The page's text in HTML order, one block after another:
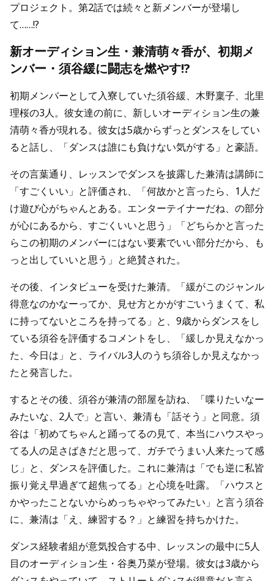
プロジェクト。第2話では続々と新メンバーが登場し
て……!?
新オーディション生・兼清萌々香が、初期メ
ンバー・須谷緩に闘志を燃やす!?
初期メンバーとして入寮していた須谷緩、木野稟子、北里
理桜の3人。彼女達の前に、新しいオーディション生の兼
清萌々香が現れる。彼女は5歳からずっとダンスをしてい
ると話し、「ダンスは誰にも負けない気がする」と豪語。
その言葉通り、レッスンでダンスを披露した兼清は講師に
「すごくいい」と評価され、「何故かと言ったら、1人だ
け遊び心がちゃんとある。エンターテイナーだね、の部分
が心にあるから、すごくいいと思う」「どちらかと言った
らこの初期のメンバーにはない要素でいい部分だから、も
っと出していいと思う」と絶賛された。
その後、インタビューを受けた兼清。「緩がこのジャンル
得意なのかなーってか、見せ方とかがすごいうまくて、私
に持ってないところを持ってる」と、9歳からダンスをし
ている須谷を評価するコメントをし、「緩しか見えなかっ
た、今日は」と、ライバル3人のうち須谷しか見えなかっ
たと発言した。
するとその後、須谷が兼清の部屋を訪ね、「喋りたいなー
みたいな、2人で」と言い、兼清も「話そう」と同意。須
谷は「初めてちゃんと踊ってるの見て、本当にハウスやっ
てる人の足さばきだと思って、ガチでうまい人来たって感
じ」と、ダンスを評価した。これに兼清は「でも逆に私皆
振り覚え早過ぎて超焦ってる」と心境を吐露。「ハウスと
かやったことないからめっちゃやってみたい」と言う須谷
に、兼清は「え、練習する？」と練習を持ちかけた。
ダンス経験者組が意気投合する中、レッスンの最中に5人
目のオーディション生・谷奥乃菜が登場。彼女は3歳から